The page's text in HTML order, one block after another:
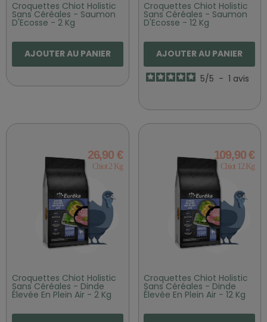
Croquettes Chiot Holistic
Sans Céréales - Saumon
D'Ecosse - 2 Kg
AJOUTER AU PANIER
Croquettes Chiot Holistic
Sans Céréales - Saumon
D'Ecosse - 12 Kg
AJOUTER AU PANIER
5/5 - 1 avis
26,90 €
Chiot 2 Kg
Croquettes Chiot Holistic
Sans Céréales - Dinde
Élevée En Plein Air - 2 Kg
109,90 €
Chiot 12 Kg
Croquettes Chiot Holistic
Sans Céréales - Dinde
Élevée En Plein Air - 12 Kg